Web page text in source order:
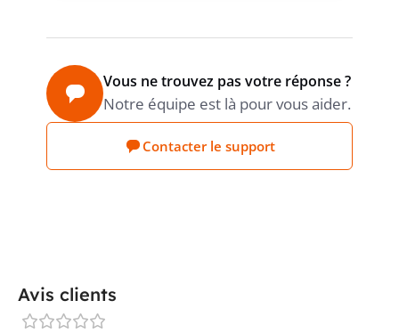
Vous ne trouvez pas votre réponse ?
Notre équipe est là pour vous aider.
Contacter le support
Avis clients